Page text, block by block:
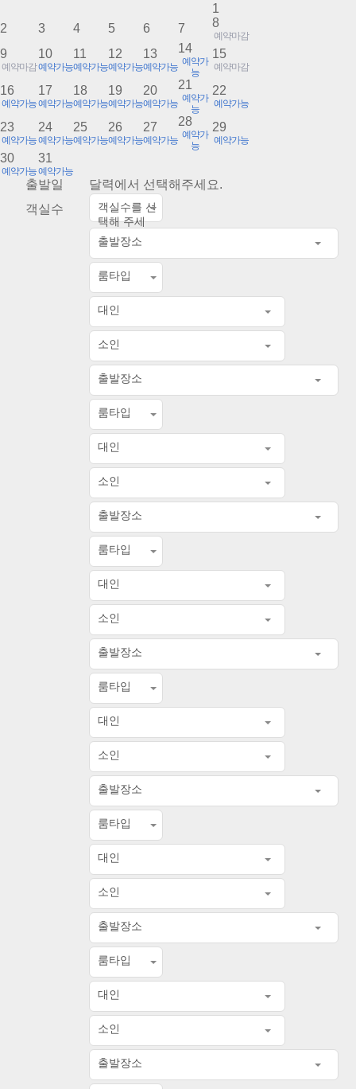
1
2
3 4 5 6 7 8
예약마감
9
예약마감
10
예약가능
11
예약가능
12
예약가능
13
예약가능
14
예약가
능
15
예약마감
16
예약가능
17
예약가능
18
예약가능
19
예약가능
20
예약가능
21
예약가
능
22
예약가능
23
예약가능
24
예약가능
25
예약가능
26
예약가능
27
예약가능
28
예약가
능
29
예약가능
30
예약가능
31
예약가능
출발일
달력에서 선택해주세요.
객실수
객실수를 선
택해 주세
요.
출발장소
룸타입
대인
소인
출발장소
룸타입
대인
소인
출발장소
룸타입
대인
소인
출발장소
룸타입
대인
소인
출발장소
룸타입
대인
소인
출발장소
룸타입
대인
소인
출발장소